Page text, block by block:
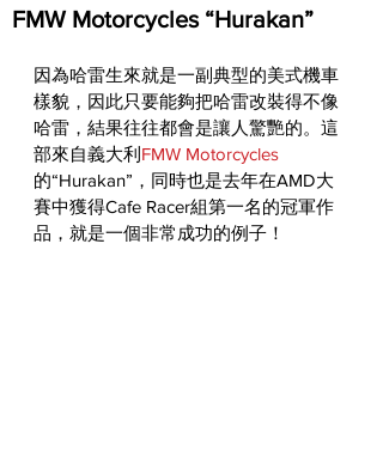
FMW Motorcycles “Hurakan”
因為哈雷生來就是一副典型的美式機車
樣貌，因此只要能夠把哈雷改裝得不像
哈雷，結果往往都會是讓人驚艷的。這
部來自義大利 FMW Motorcycles
的“Hurakan”，同時也是去年在AMD大
賽中獲得Cafe Racer組第一名的冠軍作
品，就是一個非常成功的例子！